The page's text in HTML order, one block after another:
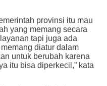
provinsi itu mau
yang memang secara
tapi juga ada
diatur dalam
untuk berubah karena
itu bisa diperkecil,” kata